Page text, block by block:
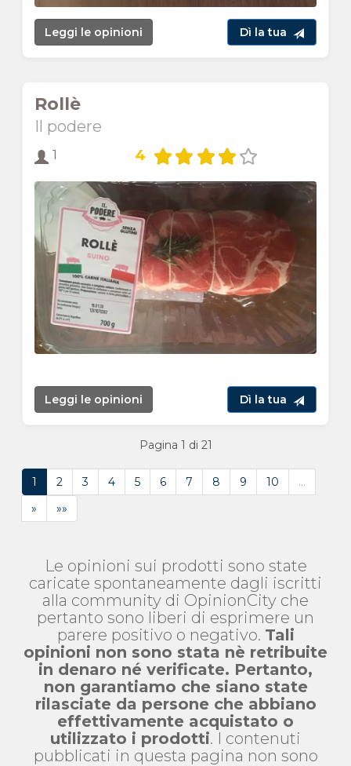
Leggi le opinioni Dì la tua
Rollè
Il podere
1 4
Leggi le opinioni Dì la tua
Pagina 1 di 21
1 2 3 4 5 6 7 8 9 10
…
»
»»
Le opinioni sui prodotti sono state
caricate spontaneamente dagli iscritti
alla community di OpinionCity che
pertanto sono liberi di esprimere un
parere positivo o negativo. Tali
opinioni non sono stata nè retribuite
in denaro né verificate. Pertanto,
non garantiamo che siano state
rilasciate da persone che abbiano
effettivamente acquistato o
utilizzato i prodotti. I contenuti
pubblicati in questa pagina non sono